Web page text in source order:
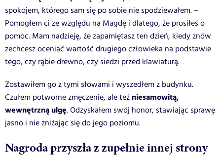
spokojem, którego sam się po sobie nie spodziewałem. –
Pomogłem ci ze względu na Magdę i dlatego, że prosiłeś o
pomoc. Mam nadzieję, że zapamiętasz ten dzień, kiedy znów
zechcesz oceniać wartość drugiego człowieka na podstawie
tego, czy rąbie drewno, czy siedzi przed klawiaturą.
Zostawiłem go z tymi słowami i wyszedłem z budynku.
Czułem potworne zmęczenie, ale też niesamowitą,
wewnętrzną ulgę. Odzyskałem swój honor, stawiając sprawę
jasno i nie zniżając się do jego poziomu.
Nagroda przyszła z zupełnie innej strony